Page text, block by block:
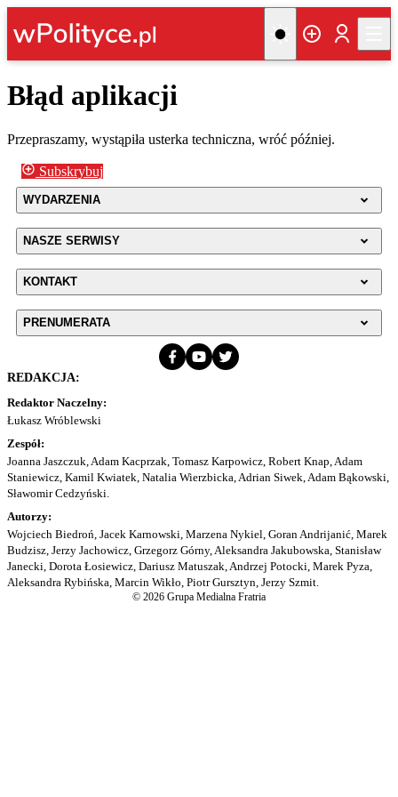
Błąd aplikacji
Przepraszamy, wystąpiła usterka techniczna, wróć później.
Subskrybuj
WYDARZENIA
NASZE SERWISY
KONTAKT
PRENUMERATA
REDAKCJA:
Redaktor Naczelny:
Łukasz Wróblewski
Zespół:
Joanna Jaszczuk, Adam Kacprzak, Tomasz Karpowicz, Robert Knap, Adam
Staniewicz, Kamil Kwiatek, Natalia Wierzbicka, Adrian Siwek, Adam Bąkowski,
Sławomir Cedzyński.
Autorzy:
Wojciech Biedroń, Jacek Karnowski, Marzena Nykiel, Goran Andrijanić, Marek
Budzisz, Jerzy Jachowicz, Grzegorz Górny, Aleksandra Jakubowska, Stanisław
Janecki, Dorota Łosiewicz, Dariusz Matuszak, Andrzej Potocki, Marek Pyza,
Aleksandra Rybińska, Marcin Wikło, Piotr Gursztyn, Jerzy Szmit.
© 2026 Grupa Medialna Fratria